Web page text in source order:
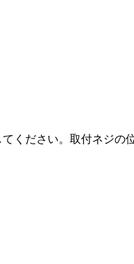
ください。取付ネジの位